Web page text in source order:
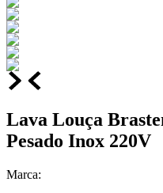
Lava Louça
Pesado Inox 220V
Marca: